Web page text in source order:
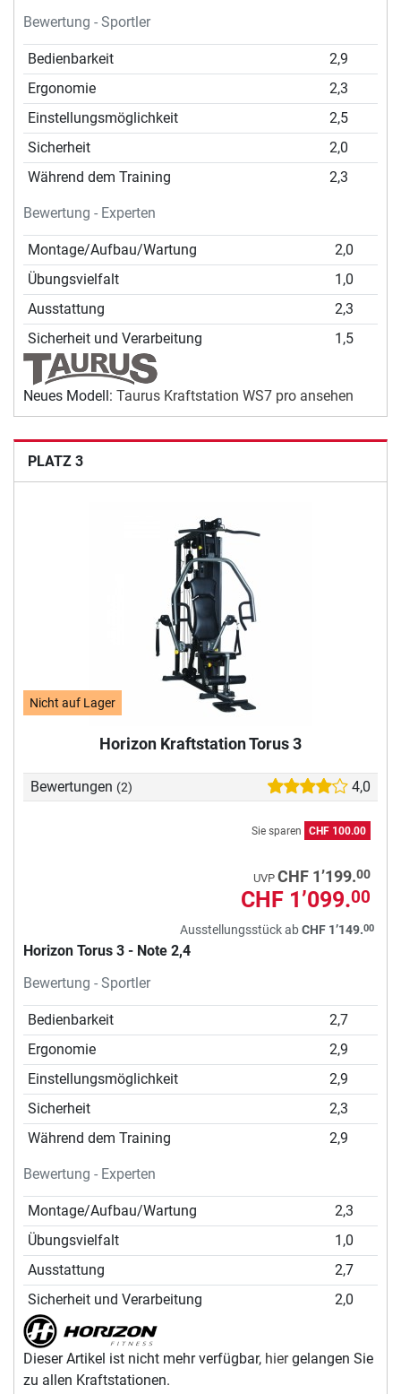
Bewertung - Sportler
Bedienbarkeit
2,9
Ergonomie
2,3
Einstellungsmöglichkeit
2,5
Sicherheit
2,0
Während dem Training
2,3
Bewertung - Experten
Montage/Aufbau/Wartung
2,0
Übungsvielfalt
1,0
Ausstattung
2,3
Sicherheit und Verarbeitung
1,5
Neues Modell: Taurus Kraftstation WS7 pro ansehen
PLATZ 3
Nicht auf Lager
Horizon Kraftstation Torus 3
Bewertungen (2) 4,0
Sie sparen CHF 100.00
UVP CHF 1’199.00
CHF 1’099.00
Ausstellungsstück abCHF 1’149.00
Horizon Torus 3 - Note 2,4
Bewertung - Sportler
Bedienbarkeit
2,7
Ergonomie
2,9
Einstellungsmöglichkeit
2,9
Sicherheit
2,3
Während dem Training
2,9
Bewertung - Experten
Montage/Aufbau/Wartung
2,3
Übungsvielfalt
1,0
Ausstattung
2,7
Sicherheit und Verarbeitung
2,0
Dieser Artikel ist nicht mehr verfügbar, hiergelangen Sie
zu allen Kraftstationen.